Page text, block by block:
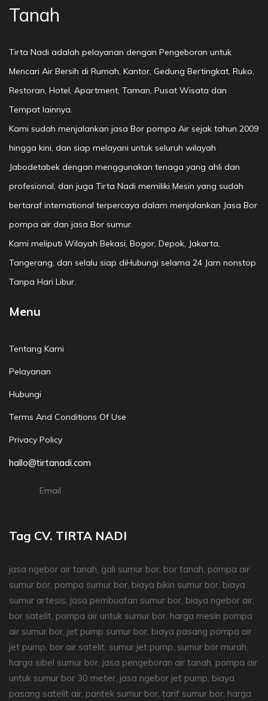
Tanah
Tirta Nadi adalah pelayanan dengan Pengeboran untuk
Mencari Air Bersih di Rumah, Kantor, Gedung Bertingkat, Ruko,
Restoran, Hotel, Apartment, Taman, Pusat Wisata dan
Tempat lainnya.
Kami sudah menjalankan jasa Bor pompa Air sejak tahun 2009
hingga kini, dan siap melayani untuk seluruh wilayah
Jabodetabek dengan menggunakan tenaga yang ahli dan
profesional, dan juga Tirta Nadi memiliki Mesin yang sudah
bertaraf international terpercaya dalam menjalankan Jasa Bor
pompa air dan jasa Bor sumur.
Kami meliputi Wilayah Bekasi, Bogor, Depok, Jakarta,
Tangerang, dan selalu siap diHubungi selama 24 Jam nonstop
Tanpa Hari Libur.
Menu
Tentang Kami
Pelayanan
Hubungi
Terms And Conditions Of Use
Privacy Policy
hallo@tirtanadi.com
Email
Tag CV. TIRTA NADI
jasa ngebor air tanah, gali sumur bor, bor tanah, pompa air
sumur bor, pompa sumur bor, biaya bikin sumur bor, biaya
sumur artesis, jasa pembuatan sumur bor, biaya ngebor air,
bor satelit, pompa air untuk sumur bor, harga mesin pompa
air sumur bor, jet pump sumur bor, biaya pasang pompa air
jet pump, bor air satelit, sumur jet pump, sumur bor murah,
harga sibel sumur bor, jasa pengeboran air tanah, pompa air
untuk sumur bor 30 meter, jasa ngebor jet pump, biaya
pasang satelit air, pantek sumur bor, tarif sumur bor, harga